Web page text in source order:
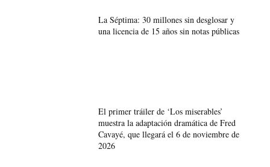
La Séptima: 30 millones sin desglosar y
una licencia de 15 años sin notas públicas
El primer tráiler de ‘Los miserables’
muestra la adaptación dramática de Fred
Cavayé, que llegará el 6 de noviembre de
2026